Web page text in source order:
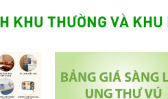
KHU THƯỜNG VÀ KHU